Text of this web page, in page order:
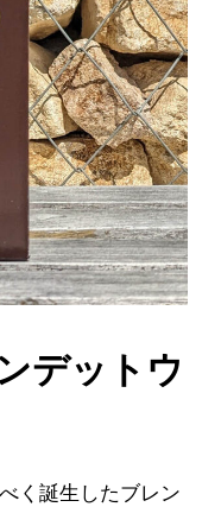
デットウ
く誕生したブレン